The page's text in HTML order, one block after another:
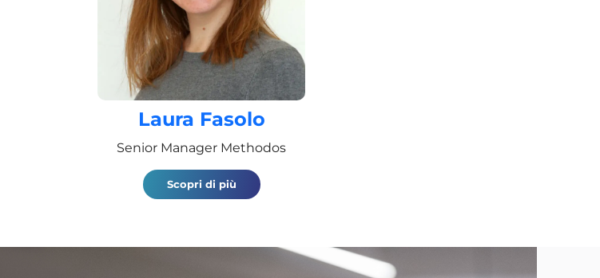
Laura Fasolo
Senior Manager Methodos
Scopri di più